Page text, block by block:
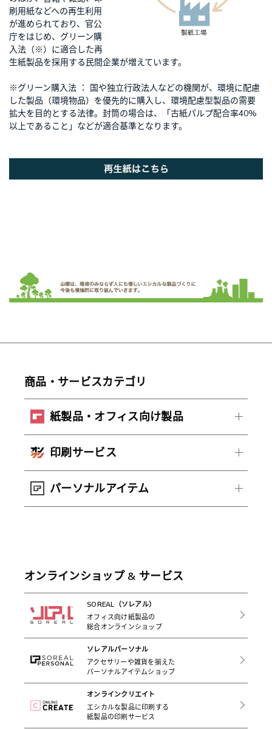
刷用紙などへの再生利用
が進められており、官公
庁をはじめ、グリーン購
入法（※）に適合した再
生紙製品を採用する民間企業が増えています。
※グリーン購入法 ： 国や独立行政法人などの機関が、環境に配慮
した製品（環境物品）を優先的に購入し、環境配慮型製品の需要
拡大を目的とする法律。封筒の場合は、「古紙パルプ配合率40%
以上であること」などが適合基準となります。
商品・サービスカテゴリ
紙製品・オフィス向け製品
印刷サービス
パーソナルアイテム
オンラインショップ & サービス
SOREAL（ソレアル）
オフィス向け紙製品の
総合オンラインショップ
ソレアルパーソナル
アクセサリーや雑貨を揃えた
パーソナルアイテムショップ
オンラインクリエイト
エシカルな製品に印刷する
紙製品の印刷サービス